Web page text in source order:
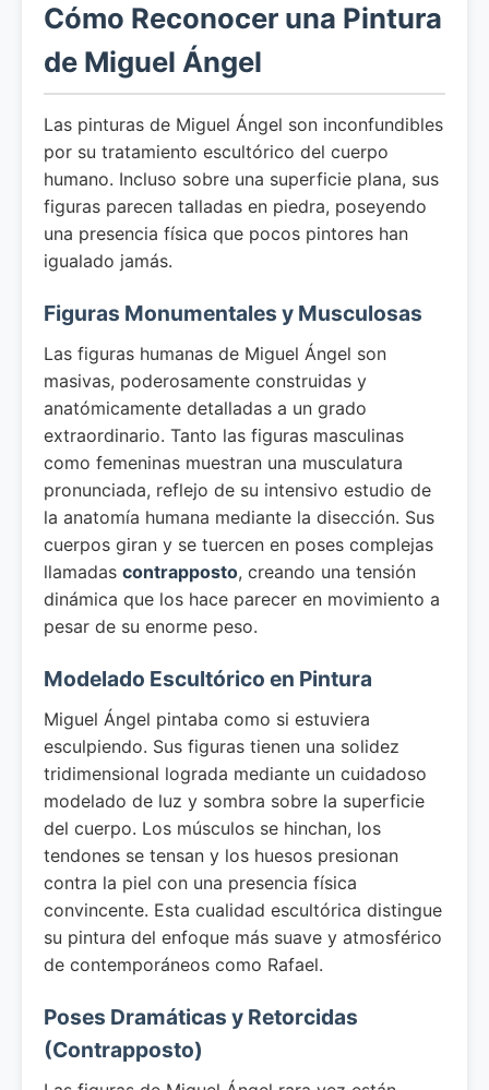
Cómo Reconocer una Pintura
de Miguel Ángel
Las pinturas de Miguel Ángel son inconfundibles
por su tratamiento escultórico del cuerpo
humano. Incluso sobre una superficie plana, sus
figuras parecen talladas en piedra, poseyendo
una presencia física que pocos pintores han
igualado jamás.
Figuras Monumentales y Musculosas
Las figuras humanas de Miguel Ángel son
masivas, poderosamente construidas y
anatómicamente detalladas a un grado
extraordinario. Tanto las figuras masculinas
como femeninas muestran una musculatura
pronunciada, reflejo de su intensivo estudio de
la anatomía humana mediante la disección. Sus
cuerpos giran y se tuercen en poses complejas
llamadas contrapposto, creando una tensión
dinámica que los hace parecer en movimiento a
pesar de su enorme peso.
Modelado Escultórico en Pintura
Miguel Ángel pintaba como si estuviera
esculpiendo. Sus figuras tienen una solidez
tridimensional lograda mediante un cuidadoso
modelado de luz y sombra sobre la superficie
del cuerpo. Los músculos se hinchan, los
tendones se tensan y los huesos presionan
contra la piel con una presencia física
convincente. Esta cualidad escultórica distingue
su pintura del enfoque más suave y atmosférico
de contemporáneos como Rafael.
Poses Dramáticas y Retorcidas
(Contrapposto)